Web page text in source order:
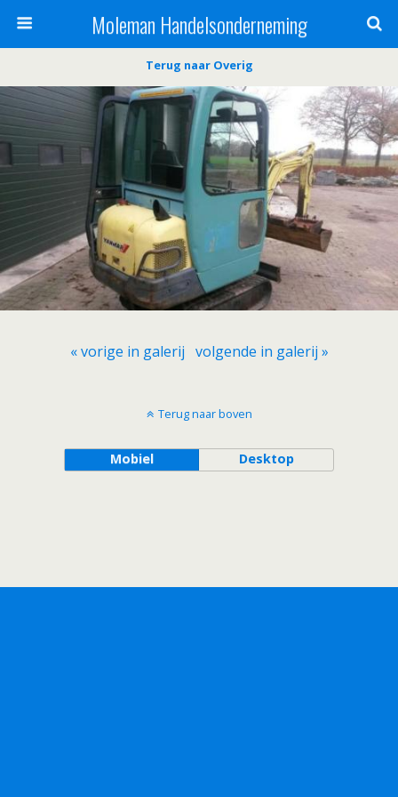
Moleman Handelsonderneming
Terug naar Overig
« vorige in galerij volgende in galerij »
Terug naar boven
Mobiel Desktop